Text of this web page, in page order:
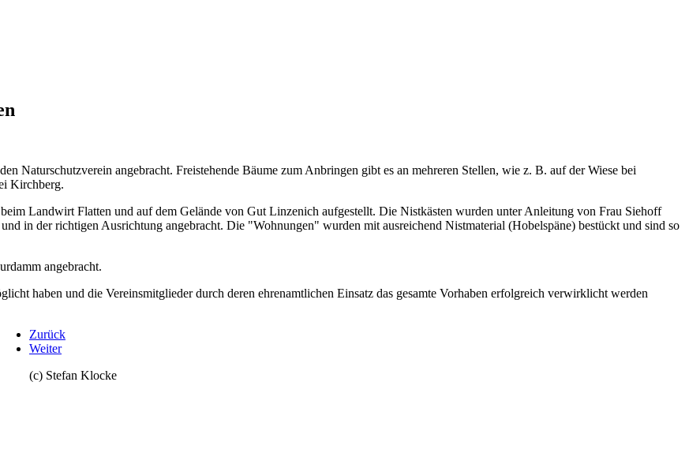
Naturschutzverein angebracht. Freistehende Bäume zum Anbringen gibt es an mehreren Stellen, wie z. B. auf der Wiese bei
Kirchberg.
Landwirt Flatten und auf dem Gelände von Gut Linzenich aufgestellt. Die Nistkästen wurden unter Anleitung von Frau Siehoff
in der richtigen Ausrichtung angebracht. Die "Wohnungen" wurden mit ausreichend Nistmaterial (Hobelspäne) bestückt und sind so
angebracht.
haben und die Vereinsmitglieder durch deren ehrenamtlichen Einsatz das gesamte Vorhaben erfolgreich verwirklicht werden
Zurück
Weiter
(c) Stefan Klocke